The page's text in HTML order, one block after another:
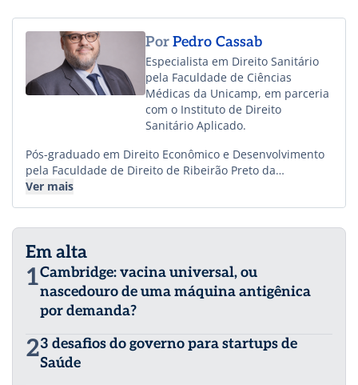
PorPedro Cassab
Especialista em Direito Sanitário
pela Faculdade de Ciências
Médicas da Unicamp, em parceria
com o Instituto de Direito
Sanitário Aplicado.
Pós-graduado em Direito Econômico e Desenvolvimento
pela Faculdade de Direito de Ribeirão Preto da
Universidade de São Paulo (USP). Membro Efetivo
SUPERA Parque para desenvolvimento de Startups da
Área da Saúde. Presidente da Comissão de Direito
Regulatório Sanitário da 12ª Subseção da Ordem dos
Advogados do Brasil. Professor do Curso de Direito
Regulatório Sanitário da Escola Superior da Advocacia
Brasil.
Ver mais
Em alta
1Cambridge: vacina universal, ou
nascedouro de uma máquina antigênica
por demanda?
23 desafios do governo para startups de
Saúde